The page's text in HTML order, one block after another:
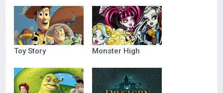
Toy Story Monster High